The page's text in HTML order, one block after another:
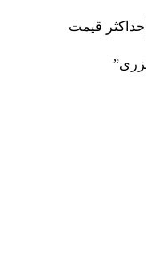
حداکثر قیمت